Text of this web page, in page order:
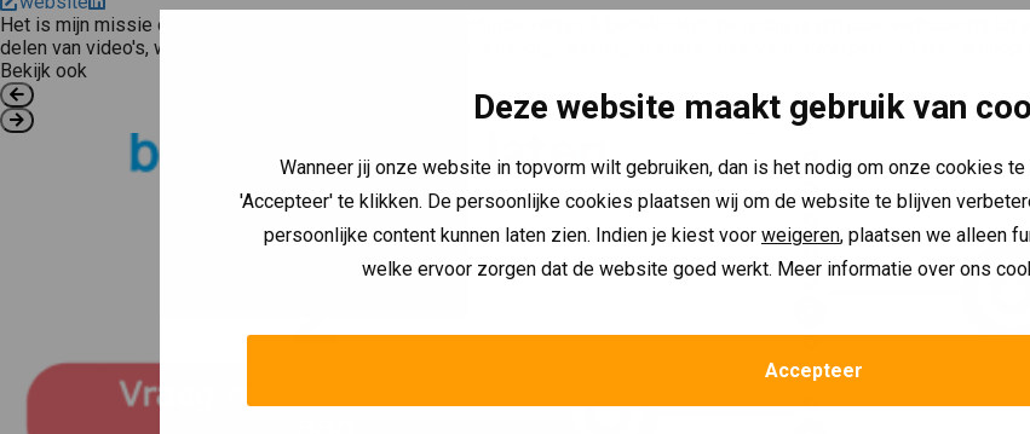
Deze website maakt gebruik van
Wanneer jij onze website in topvorm wilt gebruiken, dan is het nodig om onze cookies
'Accepteer' te klikken. De persoonlijke cookies plaatsen wij om de website te blijven
persoonlijke content kunnen laten zien. Indien je kiest voor weigeren, plaatsen we alleen
welke ervoor zorgen dat de website goed werkt. Meer informatie over ons
Accepteer
Het is mijn missie om jou toegang te geven tot alle benodigde kennis & begeleiding die nodig is om jouw verbouwing tot
delen van video's, waardevolle tools & door het maken van handige trainingen zoals onze Verbouwexpert in 1 uur.Zo
Bekijk ook